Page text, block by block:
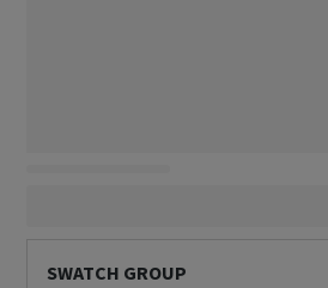
SWATCH GROUP